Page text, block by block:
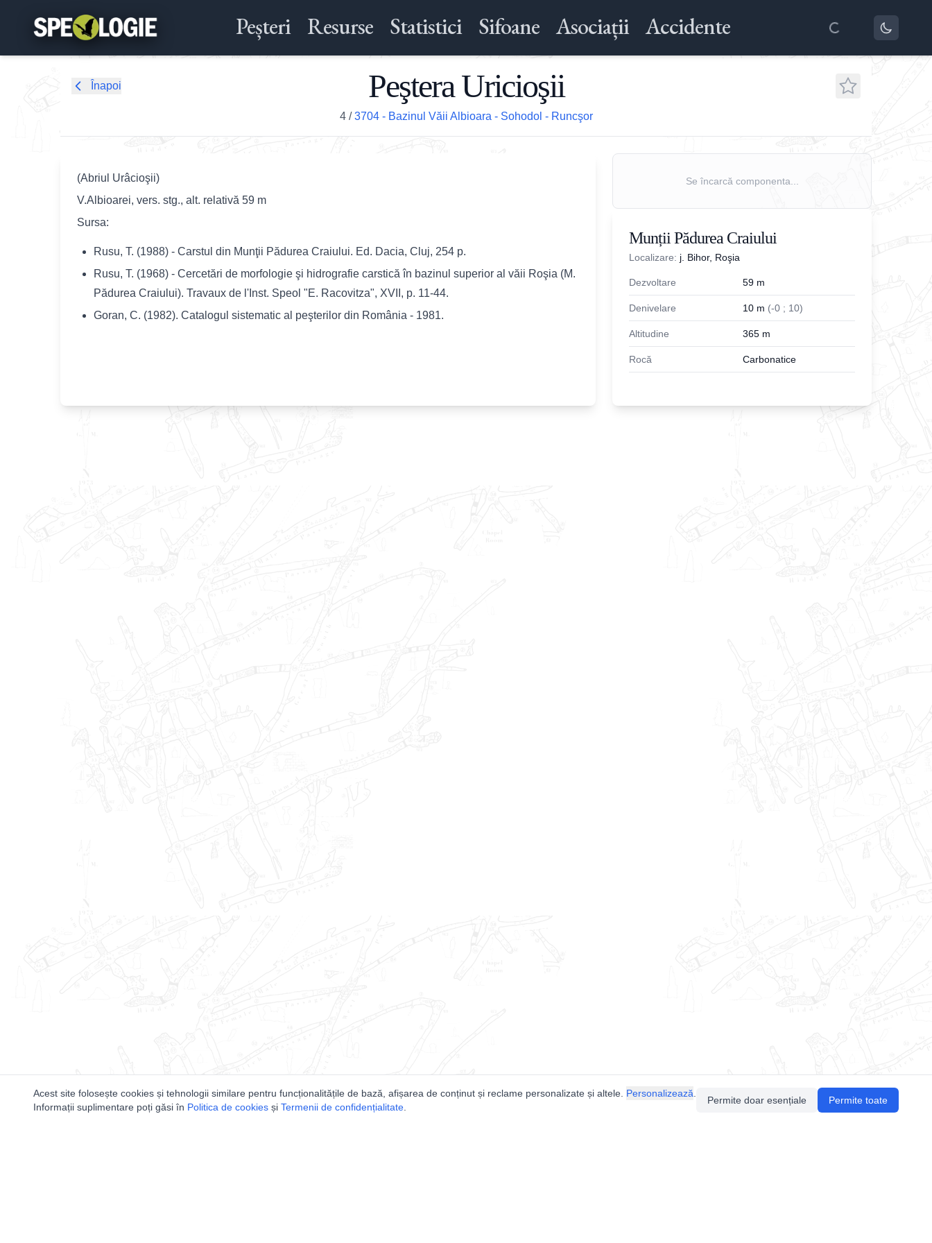
Peșteri Resurse Statistici Sifoane Asociații Accidente
Înapoi Peştera Uricioşii
4/3704 - Bazinul Văii Albioara - Sohodol - Runcşor
(Abriul Urâcioşii)
V.Albioarei, vers. stg., alt. relativă 59 m
Sursa:
Rusu, T. (1988) - Carstul din Munţii Pădurea Craiului. Ed. Dacia, Cluj, 254 p.
Rusu, T. (1968) - Cercetări de morfologie şi hidrografie carstică în bazinul superior al văii Roşia (M.
Pădurea Craiului). Travaux de l'Inst. Speol "E. Racovitza", XVII, p. 11-44.
Goran, C. (1982). Catalogul sistematic al peşterilor din România - 1981.
Se încarcă componenta...
Munții Pădurea Craiului
Localizare: j. Bihor, Roşia
Dezvoltare 59 m
Denivelare 10 m (-0 ; 10)
Altitudine 365 m
Rocă Carbonatice
Acest site folosește cookies și tehnologii similare pentru funcționalitățile de bază, afișarea de conținut și reclame personalizate și altele. Personalizează
Informații suplimentare poți găsi în Politica de cookies și Termenii de confidențialitate
Permite doar esențiale Permite toate